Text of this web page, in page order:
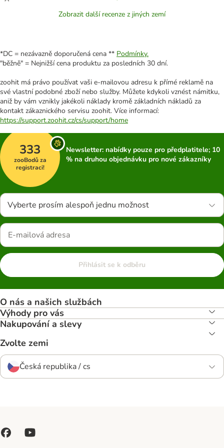
Zobrazit další recenze z jiných zemí
*DC = nezávazně doporučená cena ** Podmínky.
"běžně" = Nejnižší cena produktu za posledních 30 dní.
zoohit má právo používat vaši e-mailovou adresu k přímé reklamě na
své vlastní podobné zboží nebo služby. Můžete kdykoli vznést námitku,
aniž by vám vznikly jakékoli náklady kromě základních nákladů za
kontakt zákaznického servisu zoohit. Více informací:
https://support.zoohit.cz/cs/support/home
333
zooBodů za
registraci!
Newsletter: nabídky pouze pro předplatitele; 10
% na druhou objednávku pro nové zákazníky
Vyberte prosím alespoň jednu možnost
Přihlásit se k odběru
O nás a našich službách
Výhody pro vás
Nakupování a slevy
Zvolte zemi
Česká republika / cs